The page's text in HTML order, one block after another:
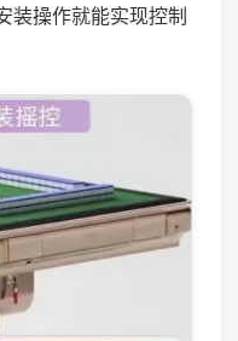
装操作就能实现控制